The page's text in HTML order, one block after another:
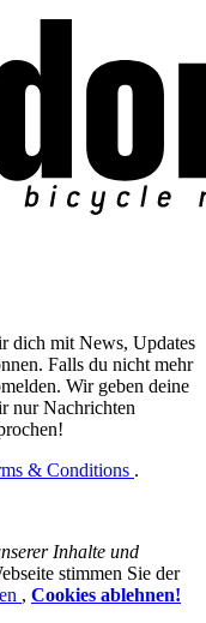
dich mit News, Updates
Falls du nicht mehr
Wir geben deine
nur Nachrichten
& Conditions .
Inhalte und
stimmen Sie der
, Cookies ablehnen!